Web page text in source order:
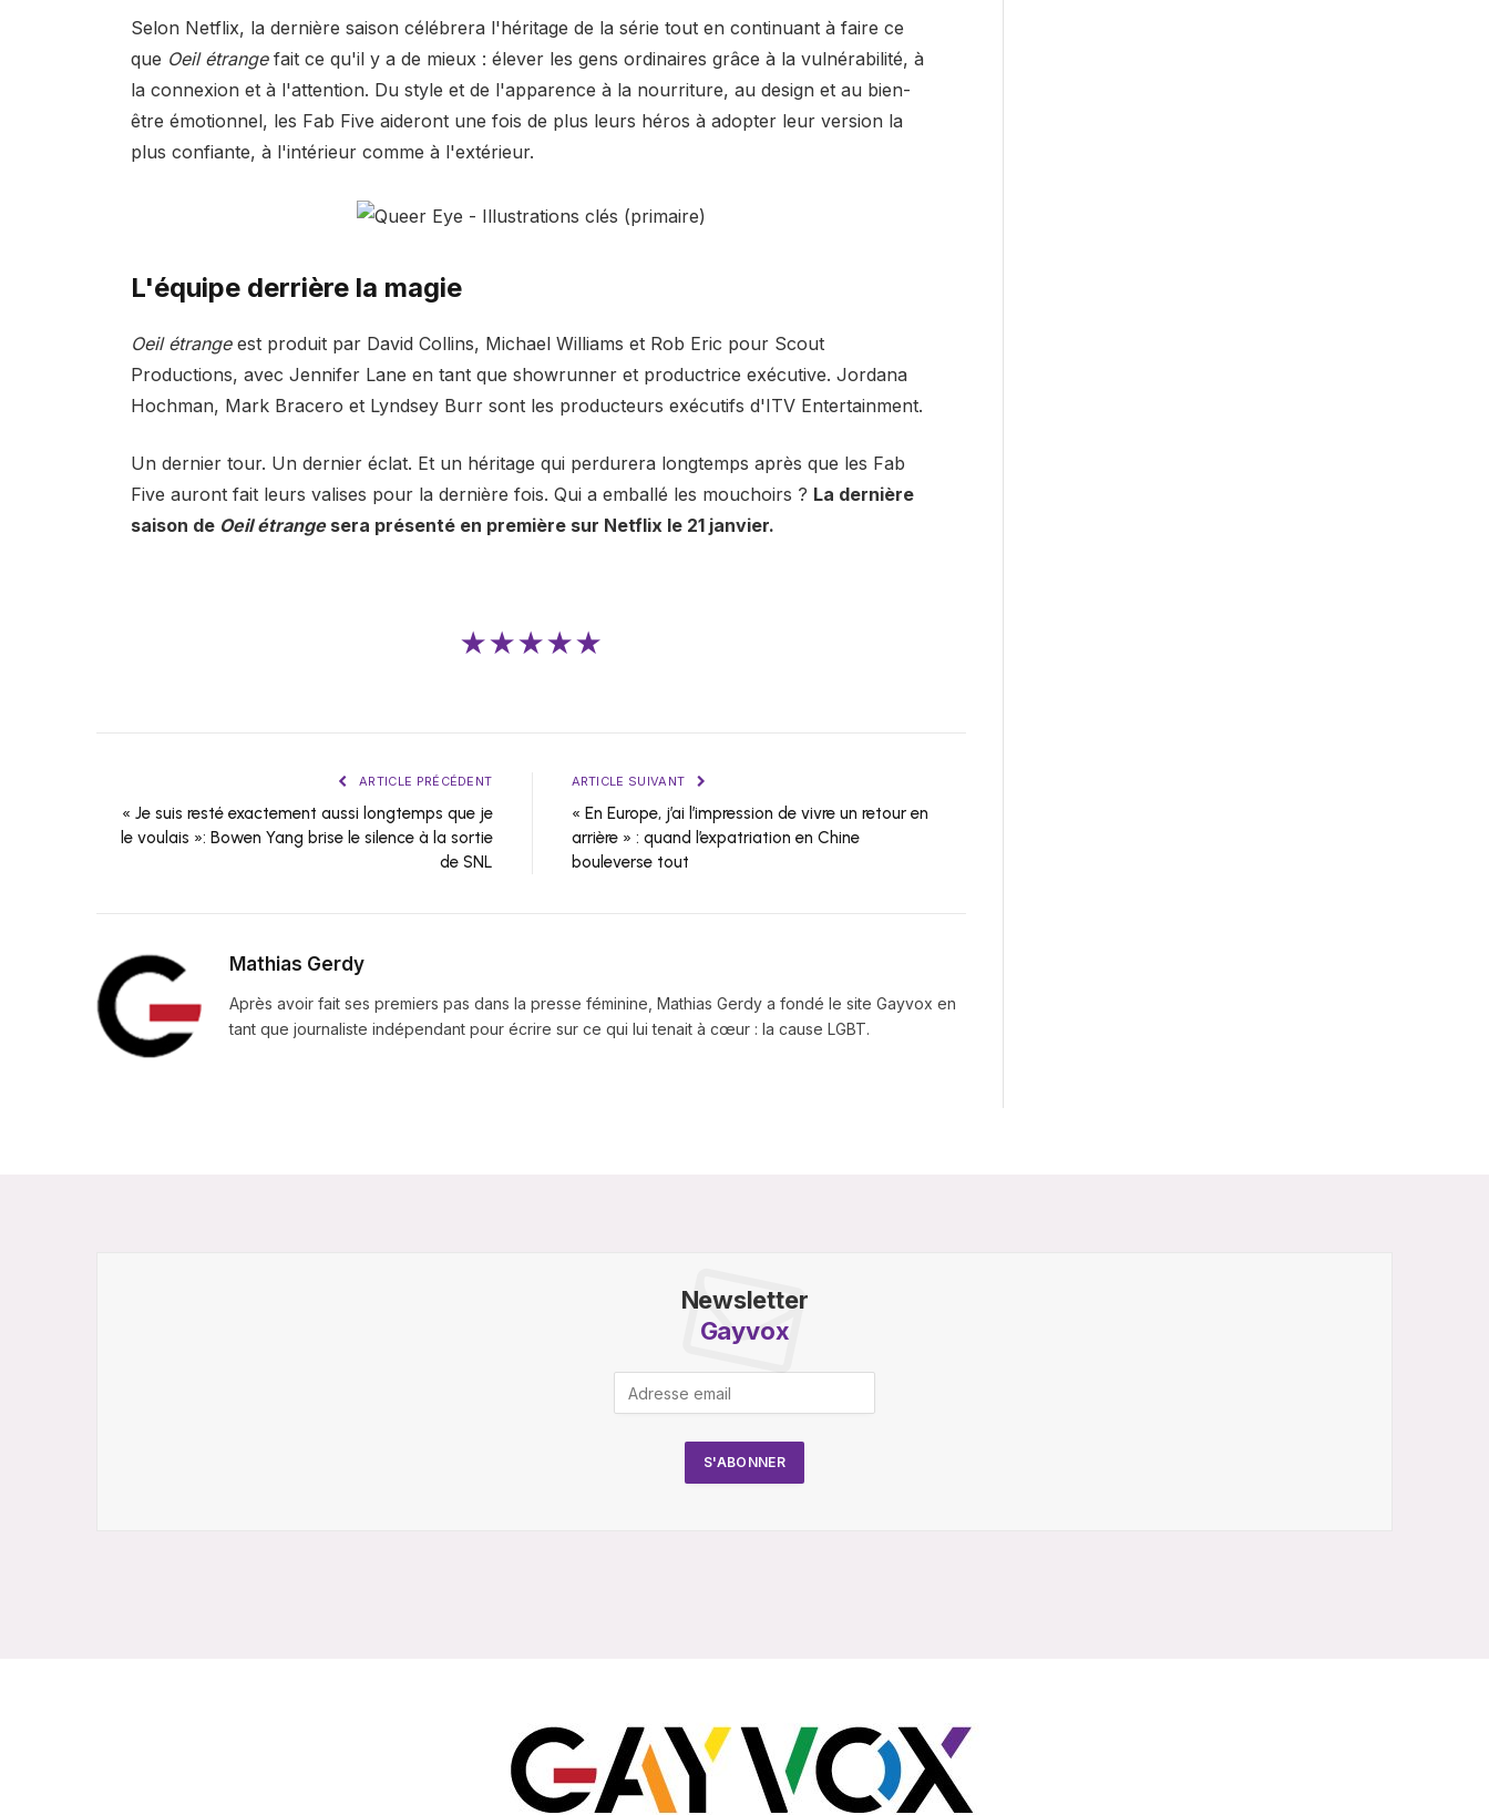
Selon Netflix, la dernière saison célébrera l'héritage de la série tout en continuant à faire ce
que Oeil étrangefait ce qu'il y a de mieux : élever les gens ordinaires grâce à la vulnérabilité, à
la connexion et à l'attention. Du style et de l'apparence à la nourriture, au design et au bien-
être émotionnel, les Fab Five aideront une fois de plus leurs héros à adopter leur version la
plus confiante, à l'intérieur comme à l'extérieur.
L'équipe derrière la magie
Oeil étrangeest produit par David Collins, Michael Williams et Rob Eric pour Scout
Productions, avec Jennifer Lane en tant que showrunner et productrice exécutive. Jordana
Hochman, Mark Bracero et Lyndsey Burr sont les producteurs exécutifs d'ITV Entertainment.
Un dernier tour. Un dernier éclat. Et un héritage qui perdurera longtemps après que les Fab
Five auront fait leurs valises pour la dernière fois. Qui a emballé les mouchoirs ? La dernière
saison de Oeil étrangesera présenté en première sur Netflix le 21 janvier.
★★★★★
ARTICLE PRÉCÉDENT
« Je suis resté exactement aussi longtemps que je
le voulais »: Bowen Yang brise le silence à la sortie
de SNL
ARTICLE SUIVANT
« En Europe, j’ai l’impression de vivre un retour en
arrière » : quand l’expatriation en Chine
bouleverse tout
Mathias Gerdy
Après avoir fait ses premiers pas dans la presse féminine, Mathias Gerdy a fondé le site Gayvox en
tant que journaliste indépendant pour écrire sur ce qui lui tenait à cœur : la cause LGBT.
Newsletter
Gayvox